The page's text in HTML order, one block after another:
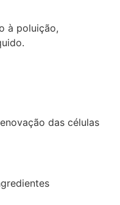
à poluição,
das células